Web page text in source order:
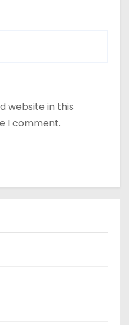
website in this
I comment.